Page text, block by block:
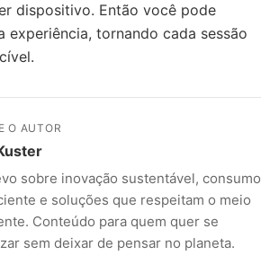
dispositivo. Então você pode
experiência, tornando cada sessão
O AUTOR
sobre inovação sustentável, consumo
e soluções que respeitam o meio
Conteúdo para quem quer se
sem deixar de pensar no planeta.